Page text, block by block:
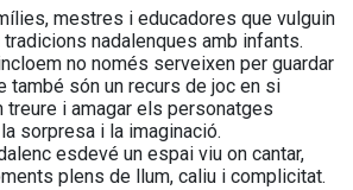
mestres i educadores que vulguin
nadalenques amb infants.
no només serveixen per guardar
també són un recurs de joc en si
treure i amagar els personatges
sorpresa i la imaginació.
esdevé un espai viu on cantar,
plens de llum, caliu i complicitat.